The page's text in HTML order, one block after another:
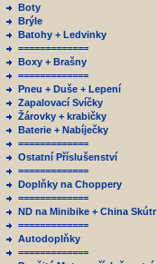
Boty
Brýle
Batohy + Ledvinky
=============
Boxy + Brašny
=============
Pneu + Duše + Lepení
Zapalovací Svíčky
Žárovky + krabičky
Baterie + Nabíječky
=============
Ostatní Příslušenství
=============
Doplňky na Choppery
=============
ND na Minibike + China Skútr
=============
Autodoplňky
=============